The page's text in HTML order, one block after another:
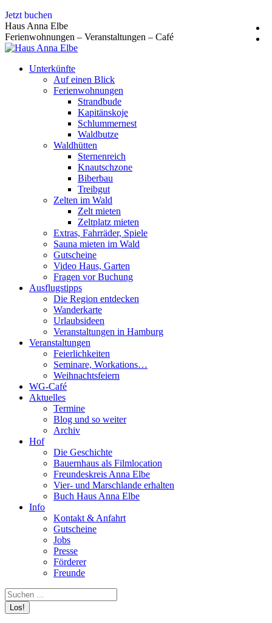
Zum
Inhalt
springen
Jetzt buchen
Haus Anna Elbe
Ferienwohnungen – Veranstaltungen – Café
Unterkünfte
Auf einen Blick
Ferienwohnungen
Strandbude
Kapitänskoje
Schlummernest
Waldbutze
Waldhütten
Sternenreich
Knautschzone
Biberbau
Treibgut
Zelten im Wald
Zelt mieten
Zeltplatz mieten
Extras, Fahrräder, Spiele
Sauna mieten im Wald
Gutscheine
Video Haus, Garten
Fragen vor Buchung
Ausflugstipps
Die Region entdecken
Wanderkarte
Urlaubsideen
Veranstaltungen in Hamburg
Veranstaltungen
Feierlichkeiten
Seminare, Workations…
Weihnachtsfeiern
WG-Café
Aktuelles
Termine
Blog und so weiter
Archiv
Hof
Die Geschichte
Bauernhaus als Filmlocation
Freundeskreis Anna Elbe
Vier- und Marschlande erhalten
Buch Haus Anna Elbe
Info
Kontakt & Anfahrt
Gutscheine
Jobs
Presse
Förderer
Freunde
Search: